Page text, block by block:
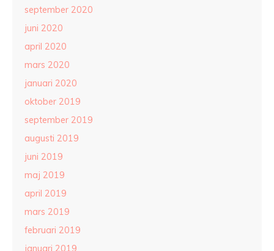
september 2020
juni 2020
april 2020
mars 2020
januari 2020
oktober 2019
september 2019
augusti 2019
juni 2019
maj 2019
april 2019
mars 2019
februari 2019
januari 2019